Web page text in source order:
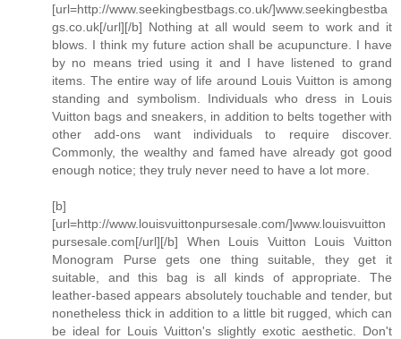
[url=http://www.seekingbestbags.co.uk/]www.seekingbestba
gs.co.uk[/url][/b] Nothing at all would seem to work and it
blows. I think my future action shall be acupuncture. I have
by no means tried using it and I have listened to grand
items. The entire way of life around Louis Vuitton is among
standing and symbolism. Individuals who dress in Louis
Vuitton bags and sneakers, in addition to belts together with
other add-ons want individuals to require discover.
Commonly, the wealthy and famed have already got good
enough notice; they truly never need to have a lot more.
[b]
[url=http://www.louisvuittonpursesale.com/]www.louisvuitton
pursesale.com[/url][/b] When Louis Vuitton Louis Vuitton
Monogram Purse gets one thing suitable, they get it
suitable, and this bag is all kinds of appropriate. The
leather-based appears absolutely touchable and tender, but
nonetheless thick in addition to a little bit rugged, which can
be ideal for Louis Vuitton's slightly exotic aesthetic. Don't